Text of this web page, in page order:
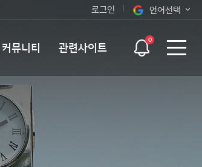
오늘 하루 보지 않기
로그인 언어선택
ENG
커뮤니티 관련사이트
0